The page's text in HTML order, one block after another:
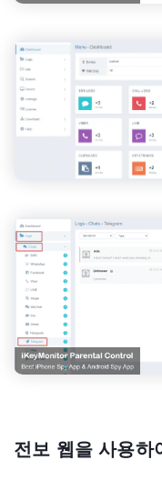
전보 웹을 사용하